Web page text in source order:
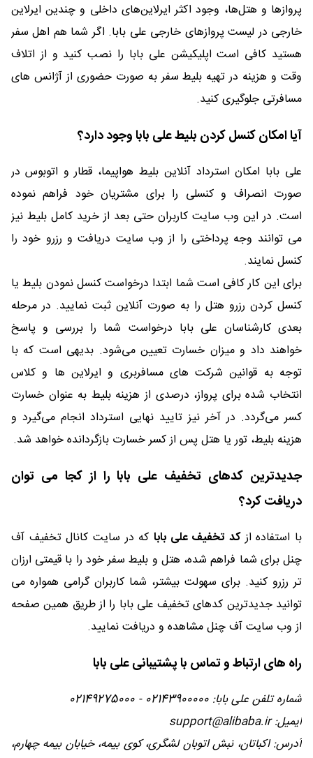
پروازها و هتل‌ها، وجود اکثر ایرلاین‌های داخلی و چندین ایرلاین
خارجی در لیست پروازهای خارجی علی بابا. اگر شما هم اهل سفر
هستید کافی است اپلیکیشن علی بابا را نصب کنید و از اتلاف
وقت و هزینه در تهیه بلیط سفر به صورت حضوری از آژانس های
مسافرتی جلوگیری کنید.
آیا امکان کنسل کردن بلیط علی بابا وجود دارد؟
علی بابا امکان استرداد آنلاین بلیط هواپیما، قطار و اتوبوس در
صورت انصراف و کنسلی را برای مشتریان خود فراهم نموده
است. در این وب سایت کاربران حتی بعد از خرید کامل بلیط نیز
می توانند وجه پرداختی را از وب سایت دریافت و رزرو خود را
کنسل نمایند.
برای این کار کافی است شما ابتدا درخواست کنسل نمودن بلیط یا
کنسل کردن رزرو هتل را به صورت آنلاین ثبت نمایید. در مرحله
بعدی کارشناسان علی بابا درخواست شما را بررسی و پاسخ
خواهند داد و میزان خسارت تعیین می‌شود. بدیهی است که با
توجه به قوانین شرکت های مسافربری و ایرلاین ها و کلاس
انتخاب شده برای پرواز، درصدی از هزینه بلیط به عنوان خسارت
کسر می‌گردد. در آخر نیز تایید نهایی استرداد انجام می‌گیرد و
هزینه بلیط، تور یا هتل پس از کسر خسارت بازگردانده خواهد شد.
جدیدترین کدهای تخفیف علی بابا را از کجا می توان
دریافت کرد؟
با استفاده ازکد تخفیف علی بابا که در سایت کانال تخفیف آف
چنل برای شما فراهم شده، هتل و بلیط سفر خود را با قیمتی ارزان
تر رزرو کنید. برای سهولت بیشتر، شما کاربران گرامی همواره می
توانید جدیدترین کدهای تخفیف علی بابا را از طریق همین صفحه
از وب سایت آف چنل مشاهده و دریافت نمایید.
راه‌ های ارتباط و تماس با پشتیبانی علی بابا
شماره تلفن علی بابا: 02143900000 - 02149275000
ایمیل: support@alibaba.ir
آدرس: اکباتان، نبش اتوبان لشگری، کوی بیمه، خیابان بیمه چهارم،